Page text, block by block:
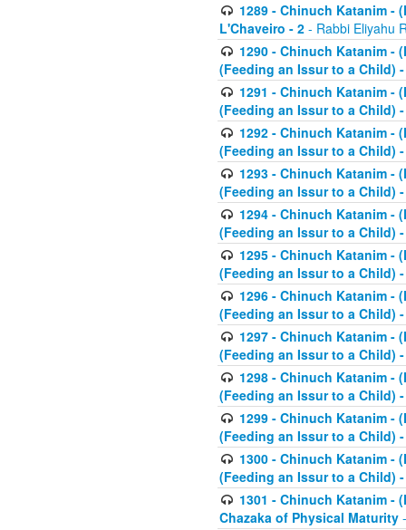
1289 - Chinuch Katanim -
L'Chaveiro - 2 - Rabbi Eliyahu
1290 - Chinuch Katanim -
(Feeding an Issur to a Child)
1291 - Chinuch Katanim -
(Feeding an Issur to a Child)
1292 - Chinuch Katanim -
(Feeding an Issur to a Child)
1293 - Chinuch Katanim -
(Feeding an Issur to a Child)
1294 - Chinuch Katanim -
(Feeding an Issur to a Child)
1295 - Chinuch Katanim -
(Feeding an Issur to a Child)
1296 - Chinuch Katanim -
(Feeding an Issur to a Child)
1297 - Chinuch Katanim -
(Feeding an Issur to a Child)
1298 - Chinuch Katanim -
(Feeding an Issur to a Child)
1299 - Chinuch Katanim -
(Feeding an Issur to a Child)
1300 - Chinuch Katanim -
(Feeding an Issur to a Child)
1301 - Chinuch Katanim -
Chazaka of Physical Maturity